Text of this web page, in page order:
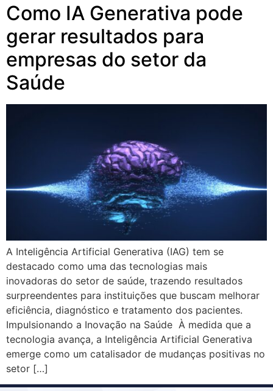
Como IA Generativa pode
gerar resultados para
empresas do setor da
Saúde
A Inteligência Artificial Generativa (IAG) tem se
destacado como uma das tecnologias mais
inovadoras do setor de saúde, trazendo resultados
surpreendentes para instituições que buscam melhorar
eficiência, diagnóstico e tratamento dos pacientes.
Impulsionando a Inovação na Saúde À medida que a
tecnologia avança, a Inteligência Artificial Generativa
emerge como um catalisador de mudanças positivas no
setor […]